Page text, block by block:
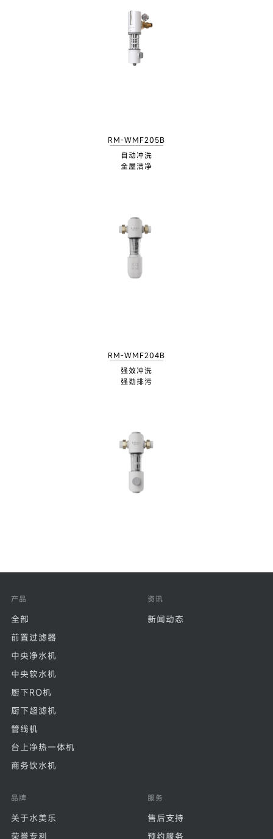
RM-WMF205B
自动冲洗
全屋洁净
RM-WMF204B
强效冲洗
强劲排污
产品
全部
前置过滤器
中央净水机
中央软水机
厨下RO机
厨下超滤机
管线机
台上净热一体机
商务饮水机
资讯
新闻动态
品牌
关于水美乐
荣誉专利
服务
售后支持
预约服务